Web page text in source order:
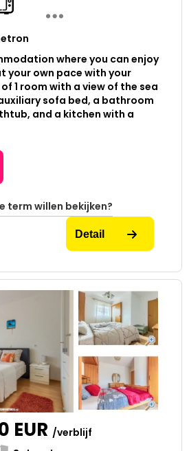
where you can enjoy
your own pace with your
1 room with a view of the sea
sofa bed, a bathroom
and a kitchen with a
term willen bekijken?
Detail
EUR /verblijf